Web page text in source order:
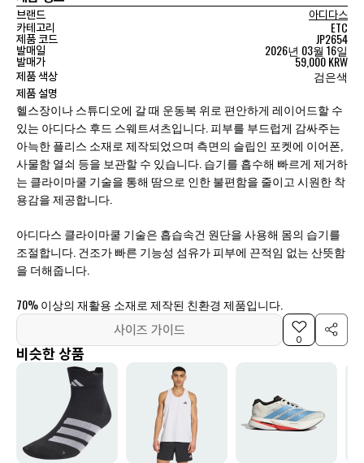
브랜드
아디다스
카테고리
ETC
제품 코드 JP2654
발매일 2026년 03월 16일
발매가 59,000 KRW
제품 색상 검은색
제품 설명
헬스장이나 스튜디오에 갈 때 운동복 위로 편안하게 레이어드할 수
있는 아디다스 후드 스웨트셔츠입니다. 피부를 부드럽게 감싸주는
아늑한 플리스 소재로 제작되었으며 측면의 슬립인 포켓에 이어폰,
사물함 열쇠 등을 보관할 수 있습니다. 습기를 흡수해 빠르게 제거하
는 클라이마쿨 기술을 통해 땀으로 인한 불편함을 줄이고 시원한 착
용감을 제공합니다.
아디다스 클라이마쿨 기술은 흡습속건 원단을 사용해 몸의 습기를
조절합니다. 건조가 빠른 기능성 섬유가 피부에 끈적임 없는 산뜻함
을 더해줍니다.
70% 이상의 재활용 소재로 제작된 친환경 제품입니다.
사이즈 가이드
0
비슷한 상품